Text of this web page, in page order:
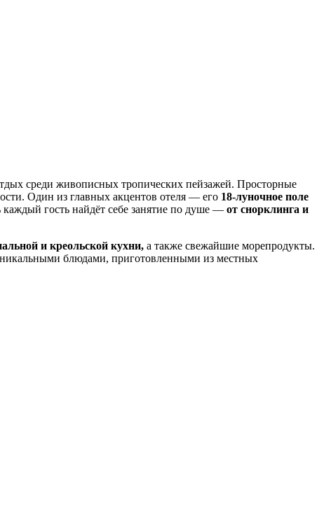
среди живописных тропических пейзажей. Просторные
Один из главных акцентов отеля — его 18-луночное поле
гость найдёт себе занятие по душе — от снорклинга и
и креольской кухни, а также свежайшие морепродукты.
блюдами, приготовленными из местных